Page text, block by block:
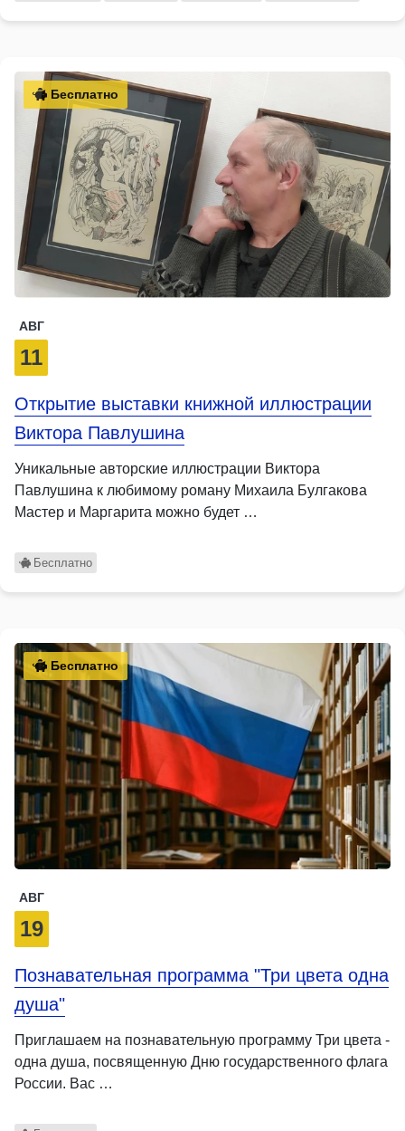
Бесплатно
АВГ
11
Открытие выставки книжной иллюстрации
Виктора Павлушина
Уникальные авторские иллюстрации Виктора
Павлушина к любимому роману Михаила Булгакова
Мастер и Маргарита можно будет …
Бесплатно
Бесплатно
АВГ
19
Познавательная программа "Три цвета одна
душа"
Приглашаем на познавательную программу Три цвета -
одна душа, посвященную Дню государственного флага
России. Вас …